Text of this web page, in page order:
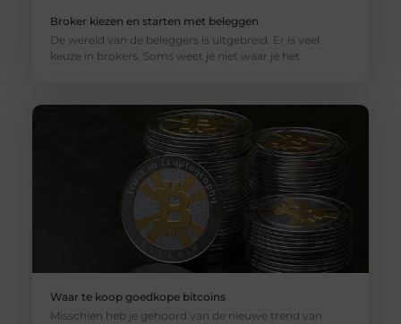
Broker kiezen en starten met beleggen
De wereld van de beleggers is uitgebreid. Er is veel
keuze in brokers. Soms weet je niet waar je het
Waar te koop goedkope bitcoins
Misschien heb je gehoord van de nieuwe trend van